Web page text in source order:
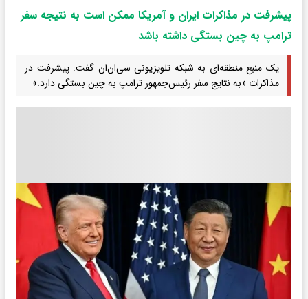
پیشرفت در مذاکرات ایران و آمریکا ممکن است به نتیجه سفر
ترامپ به چین بستگی داشته باشد
یک منبع منطقه‌ای به شبکه تلویزیونی سی‌ان‌ان گفت: پیشرفت در
مذاکرات «به نتایج سفر رئیس‌جمهور ترامپ به چین بستگی دارد.»